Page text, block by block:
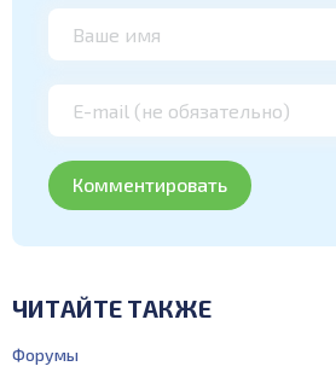
ЧИТАЙТЕ ТАКЖЕ
Форумы